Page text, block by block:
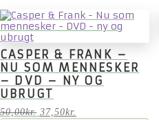
CASPER & FRANK –
NU SOM MENNESKER
– DVD – NY OG
UBRUGT
50,00kr. Den
37,50kr.